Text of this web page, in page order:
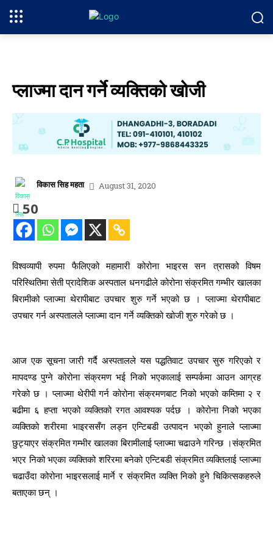
प्लाज्मा दान गर्ने व्यक्तिको खोजी
विकास सिह महता August 31, 2020
50
विश्वव्यापी रुपमा फैलिएको महामारी कोरोना भाइरस सन त्रासको विषम
परिस्थितिमा सेती प्रादेशिक अस्पताल धनगढीले कोरोना संक्रमित गम्भीर खालका
बिरामीको प्लाज्मा थेरापीबाट उपचार शुरु गर्ने भएको छ । प्लाज्मा थेरापीबाट
उपचार गर्न अस्पतालले प्लाज्मा दान गर्ने व्यक्तिको खोजी शुरु गरेको छ ।
आज एक सूचना जारी गर्दै अस्पतालले यस पद्धतिवाट उपचार सुरु गरिएको र
मापदण्ड पुग्ने कोरोना संक्रमण भई निको भएकालाई सम्पर्कमा आउन आग्रह
गरेको छ । प्लाज्मा थेरीपी गर्न कोरोना संक्रमणबाट निको भएको कम्तिमा २ र
बढीमा ६ हप्ता भएको व्यक्तिको रगत आवश्यक पर्दछ । कोरोना निको भएका
व्यक्तिको शरीरमा भाइरससँग लड्न एन्टिबडी उत्पादन भएको हुनाले प्लाज्मा
छुट्याएर संक्रमित गम्भीर खालका बिरामीलाई प्लाज्मा चढाउने गरिन्छ ।संक्रमित
भएर निको भएका व्यक्तिको शरिरमा बनेको एन्टिबडी संक्रमित व्यक्तिलाई प्लाज्मा
चढाउँदा कोरोना भाइरसलाई मार्ने र संक्रमित व्यक्ति निको हुने चिकित्सकहरुले
बताएका छन् ।